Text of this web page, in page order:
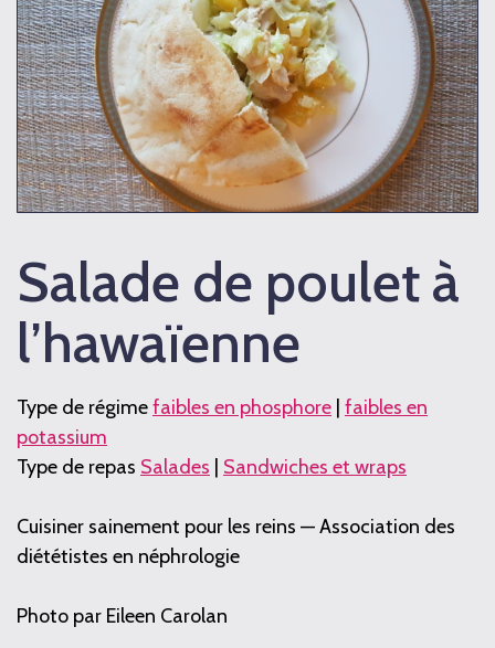
Salade de poulet à
l’hawaïenne
Type de régimefaibles en phosphore faibles en
potassium
Type de repas Salades Sandwiches et wraps
Cuisiner sainement pour les reins — Association des
diététistes en néphrologie
Photo par Eileen Carolan